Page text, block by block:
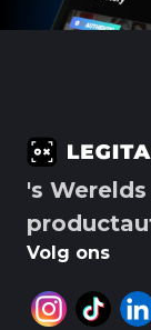
's
Volg ons